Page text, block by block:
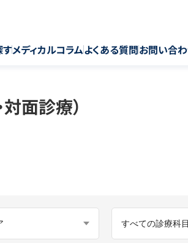
メディカルコラムよくある質問お問い合
面診療）